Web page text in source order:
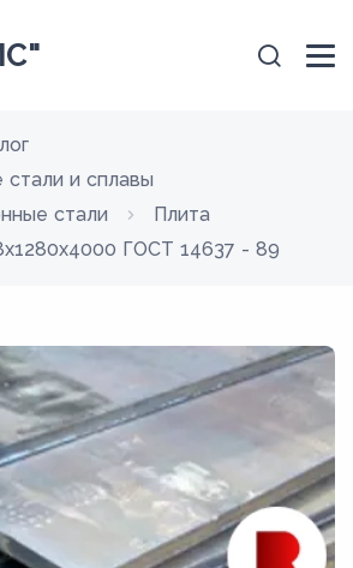
стали и сплавы
стали
Плита
ГОСТ 14637 - 89